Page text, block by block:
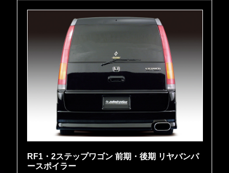
RF1・2ステップワゴン 前期・後期 リヤバンパ
ースポイラー